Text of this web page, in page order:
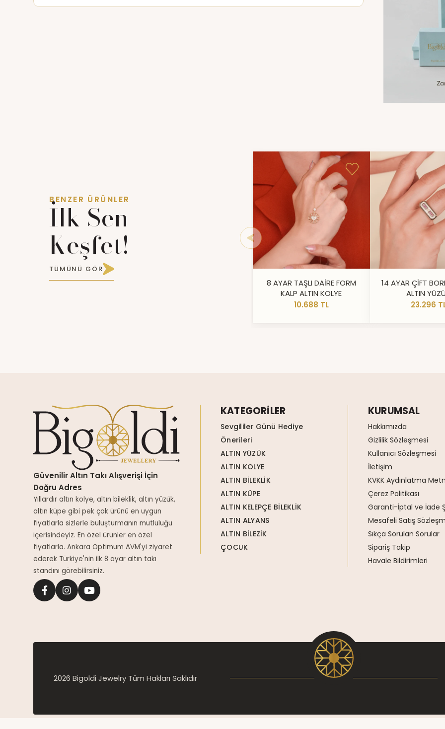
BENZER ÜRÜNLER
İlk Sen
Keşfet!
TÜMÜNÜ GÖR
8 AYAR TAŞLI DAİRE FORM
KALP ALTIN KOLYE
10.688 TL
14 AYAR ÇİFT
ALTIN
23.296
Güvenilir Altın Takı Alışverişi İçin
Doğru Adres
Yıllardır altın kolye, altın bileklik, altın yüzük,
altın küpe gibi pek çok ürünü en uygun
fiyatlarla sizlerle buluşturmanın mutluluğu
içerisindeyiz. En özel ürünler en özel
fiyatlarla. Ankara Optimum AVM'yi ziyaret
ederek Türkiye'nin ilk 8 ayar altın takı
standını görebilirsiniz.
KATEGORİLER
Sevgililer Günü Hediye
Önerileri
ALTIN YÜZÜK
ALTIN KOLYE
ALTIN BİLEKLİK
ALTIN KÜPE
ALTIN KELEPÇE BİLEKLİK
ALTIN ALYANS
ALTIN BİLEZİK
ÇOCUK
KURUMSAL
Hakkımızda
Gizlilik Sözleşmesi
Kullanıcı Sözleşmesi
İletişim
KVKK Aydınlatma
Çerez Politikası
Garanti-İptal ve İade
Mesafeli Satış
Sıkça Sorulan Sorular
Sipariş Takip
Havale Bildirimleri
2026 Bigoldi Jewelry Tüm Hakları Saklıdır